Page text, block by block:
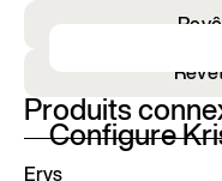
Configure
Produits
Erys